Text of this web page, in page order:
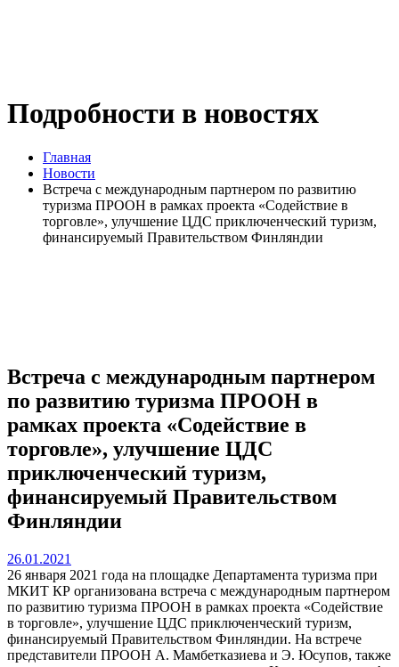
Подробности в новостях
Главная
Новости
Встреча с международным партнером по развитию
туризма ПРООН в рамках проекта «Содействие в
торговле», улучшение ЦДС приключенческий туризм,
финансируемый Правительством Финляндии
Встреча с международным партнером
по развитию туризма ПРООН в
рамках проекта «Содействие в
торговле», улучшение ЦДС
приключенческий туризм,
финансируемый Правительством
Финляндии
26.01.2021
26 января 2021 года на площадке Департамента туризма при
МКИТ КР организована встреча с международным партнером
по развитию туризма ПРООН в рамках проекта «Содействие
в торговле», улучшение ЦДС приключенческий туризм,
финансируемый Правительством Финляндии. На встрече
представители ПРООН А. Мамбетказиева и Э. Юсупов, также